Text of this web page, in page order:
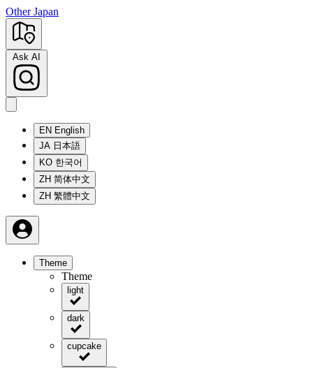
Other Japan
Ask AI
EN English
JA 日本語
KO 한국어
ZH 简体中文
ZH 繁體中文
Theme
Theme
light
dark
cupcake